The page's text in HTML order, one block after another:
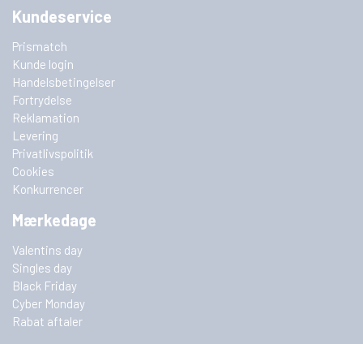
Kundeservice
Prismatch
Kunde login
Handelsbetingelser
Fortrydelse
Reklamation
Levering
Privatlivspolitik
Cookies
Konkurrencer
Mærkedage
Valentins day
Singles day
Black Friday
Cyber Monday
Rabat aftaler